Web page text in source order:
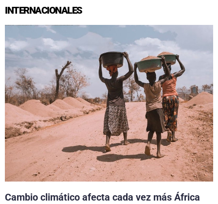
INTERNACIONALES
Cambio climático afecta cada vez más África